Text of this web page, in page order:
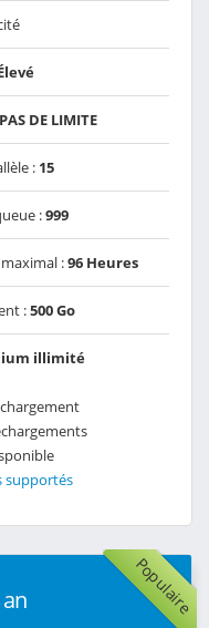
PAS DE LIMITE
: 15
:999
:96 Heures
:500 Go
illimité
supportés
Populaire